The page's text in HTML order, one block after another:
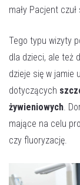
mały Pacjent
Tego typu wizyty
dla dzieci, ale też
dzieje się w jamie
dotyczących
żywieniowych.
mające na celu
czy fluoryzację.